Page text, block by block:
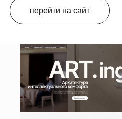
перейти на сайт